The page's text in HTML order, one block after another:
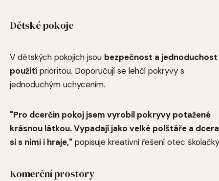
Dětské pokoje
V dětských pokojích jsou bezpečnost a jednoduchost
použití prioritou. Doporučují se lehčí pokryvy s
jednoduchým uchycením.
"Pro dcerčin pokoj jsem vyrobil pokryvy potažené
krásnou látkou. Vypadají jako velké polštáře a dcera
si s nimi i hraje," popisuje kreativní řešení otec
Komerční prostory